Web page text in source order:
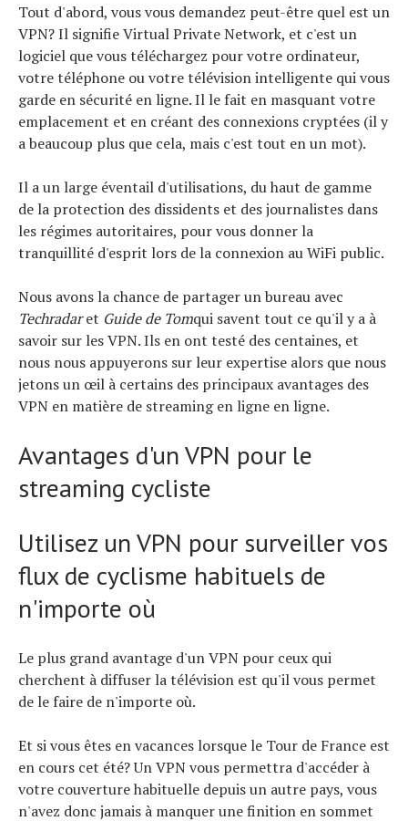
Tout d'abord, vous vous demandez peut-être quel est un
VPN? Il signifie Virtual Private Network, et c'est un
logiciel que vous téléchargez pour votre ordinateur,
votre téléphone ou votre télévision intelligente qui vous
garde en sécurité en ligne. Il le fait en masquant votre
emplacement et en créant des connexions cryptées (il y
a beaucoup plus que cela, mais c'est tout en un mot).
Il a un large éventail d'utilisations, du haut de gamme
de la protection des dissidents et des journalistes dans
les régimes autoritaires, pour vous donner la
tranquillité d'esprit lors de la connexion au WiFi public.
Nous avons la chance de partager un bureau avec
Techradar et Guide de Tomqui savent tout ce qu'il y a à
savoir sur les VPN. Ils en ont testé des centaines, et
nous nous appuyerons sur leur expertise alors que nous
jetons un œil à certains des principaux avantages des
VPN en matière de streaming en ligne en ligne.
Avantages d'un VPN pour le
streaming cycliste
Utilisez un VPN pour surveiller vos
flux de cyclisme habituels de
n'importe où
Le plus grand avantage d'un VPN pour ceux qui
cherchent à diffuser la télévision est qu'il vous permet
de le faire de n'importe où.
Et si vous êtes en vacances lorsque le Tour de France est
en cours cet été? Un VPN vous permettra d'accéder à
votre couverture habituelle depuis un autre pays, vous
n'avez donc jamais à manquer une finition en sommet
Technologies
Conseils
Tendances
Tous nos articles
À propos